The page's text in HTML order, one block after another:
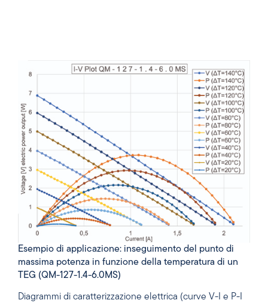
Esempio di applicazione: inseguimento del punto di
massima potenza in funzione della temperatura di un
TEG (QM-127-1.4-6.0MS)
Diagrammi di caratterizzazione elettrica (curve V-I e P-I